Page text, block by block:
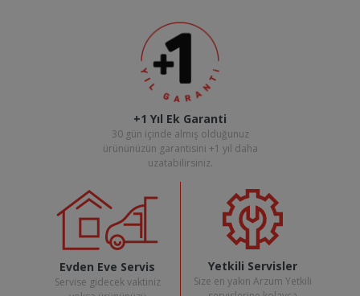
+1 Yıl Ek Garanti
30 gün içinde almış olduğunuz
ürününüzün garantisini +1 yıl daha
uzatabilirsiniz.
Evden Eve Servis
Servise gidecek vaktiniz
Yetkili Servisler
Size en yakın Arzum Yetkili